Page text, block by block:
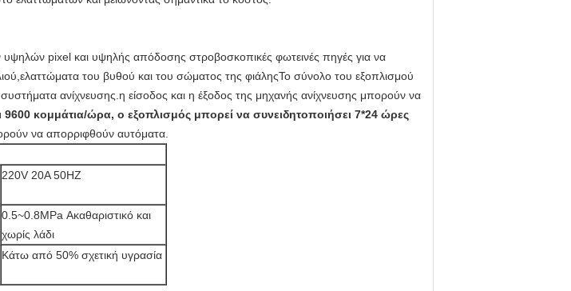
υψηλών pixel και υψηλής απόδοσης στροβοσκοπικές φωτεινές πηγές για να
του βυθού και του σώματος της φιάληςΤο σύνολο του εξοπλισμού
συστήματα ανίχνευσης.η είσοδος και η έξοδος της μηχανής ανίχνευσης μπορούν να
9600 κομμάτια/ώρα, ο εξοπλισμός μπορεί να συνειδητοποιήσει 7*24 ώρες
να απορριφθούν αυτόματα.
220V 20A 50HZ
0.5~0.8MPa Ακαθαριστικό και
χωρίς λάδι
Κάτω από 50% σχετική υγρασία